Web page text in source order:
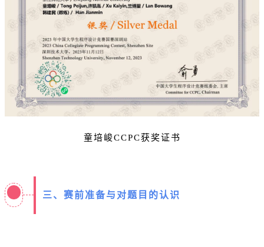
童培峻CCPC获奖证书
三、赛前准备与对题目的认识